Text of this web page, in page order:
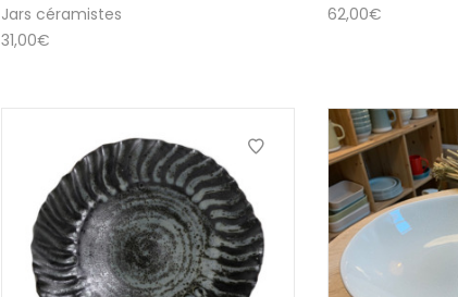
Jars céramistes
31,00€
62,00€